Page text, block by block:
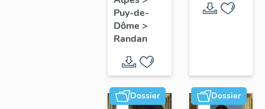
Puy-de-
Dôme >
Randan
Dossier Dossier